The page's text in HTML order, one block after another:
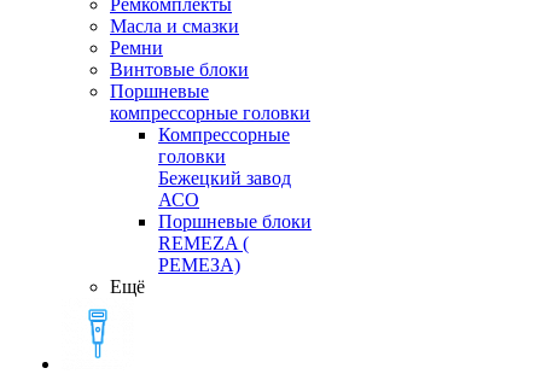
Ремкомплекты
Масла и смазки
Ремни
Винтовые блоки
Поршневые
компрессорные головки
Компрессорные
головки
Бежецкий завод
АСО
Поршневые блоки
REMEZA (
РЕМЕЗА)
Ещё